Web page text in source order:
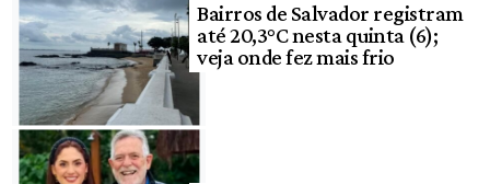
Bairros de Salvador registram
até 20,3°C nesta quinta (6);
veja onde fez mais frio